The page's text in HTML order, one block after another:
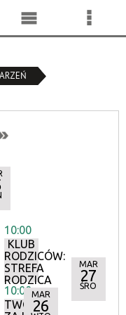
10:00
KLUB
RODZICÓW:
STREFA
RODZICA
10:00
TWÓRCZE
MAR
26
MAR
27
ŚRO
Menu
Menu